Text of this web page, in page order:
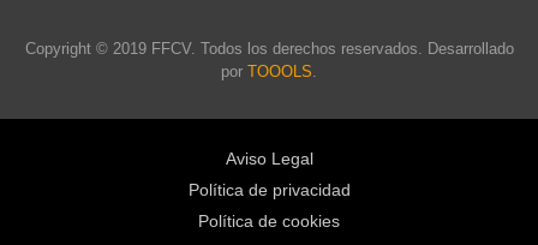
Copyright © 2019 FFCV. Todos los derechos reservados. Desarrollado
por TOOOLS
Aviso Legal
Política de privacidad
Política de cookies